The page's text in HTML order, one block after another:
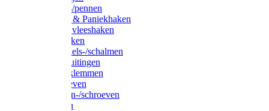
Borgveren-/pennen
Musketons & Paniekhaken
S-haken & vleeshaken
Karabijnhaken
Noodschakels-/schalmen
Harp-/D-sluitingen
Staaldraadklemmen
Spanschroeven
Ringmoeren-/schroeven
Puntkousen